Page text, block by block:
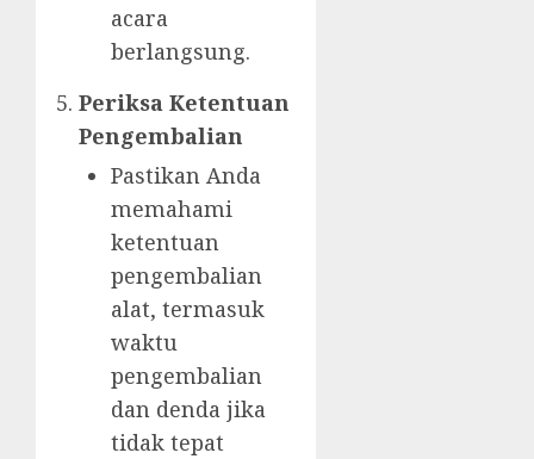
acara
berlangsung.
Periksa Ketentuan
Pengembalian
Pastikan Anda
memahami
ketentuan
pengembalian
alat, termasuk
waktu
pengembalian
dan denda jika
tidak tepat